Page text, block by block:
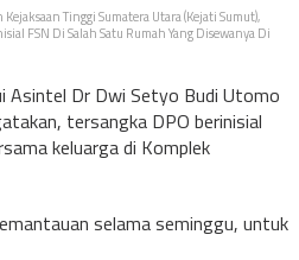
Tinggi Sumatera Utara (Kejati Sumut),
FSN Di Salah Satu Rumah Yang Disewanya Di
Asintel Dr Dwi Setyo Budi Utomo
tersangka DPO berinisial
keluarga di Komplek
selama seminggu, untuk